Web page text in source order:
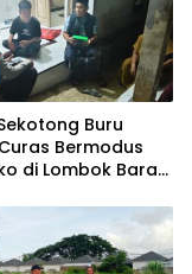
Buru
Bermodus
di Lombok Barat,